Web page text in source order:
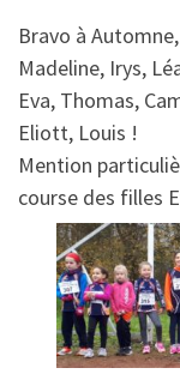
Bravo à
Madeline, Irys,
Eva, Thomas,
Eliott, Louis !
Mention
course des filles